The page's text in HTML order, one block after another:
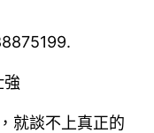
強
就談不上真正的